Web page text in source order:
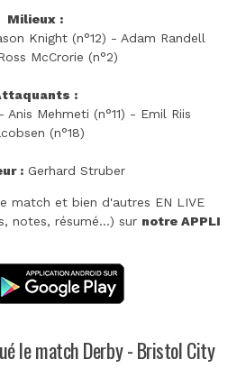
Milieux :
Knight (n°12) - Adam Randell
McCrorie (n°2)
:
Mehmeti (n°11) - Emil Riis
(n°18)
:Gerhard Struber
match et bien d'autres EN LIVE
notes, résumé...) sur notre APPLI
le match Derby - Bristol City